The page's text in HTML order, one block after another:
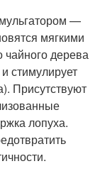
—
мягкими
чайного дерева
стимулирует
Присутствуют
лопуха.